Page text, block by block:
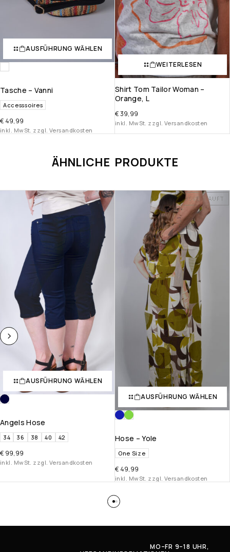
AUSFÜHRUNG WÄHLEN
Tasche – Vanni
Accesssoires
€ 49,99
inkl. MwSt. zzgl. Versandkosten
WEITERLESEN
Shirt Tom Tailor Woman –
Orange, L
€39,99
inkl. MwSt. zzgl. Versandkosten
ÄHNLICHE PRODUKTE
AUSFÜHRUNG WÄHLEN
Angels Hose
34 36 38 40 42
€ 99,99
inkl. MwSt. zzgl. Versandkosten
AUSVERKAUFT
AUSFÜHRUNG WÄHLEN
Hose – Yole
One Size
€ 49,99
inkl. MwSt. zzgl. Versandkosten
MO–FR 9–18 UHR,